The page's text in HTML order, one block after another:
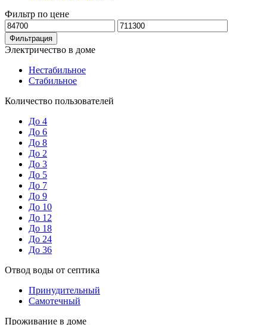
Фильтр по цене
Минимальная
цена
Максимальная
цена
Фильтрация
Электричество в доме
Нестабильное
Стабильное
Количество пользователей
До 4
До 6
До 8
До 2
До 3
До 5
До 7
До 9
До 10
До 12
До 18
До 24
До 36
Отвод воды от септика
Принудительный
Самотечный
Проживание в доме